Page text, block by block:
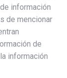
información
de mencionar
de
información